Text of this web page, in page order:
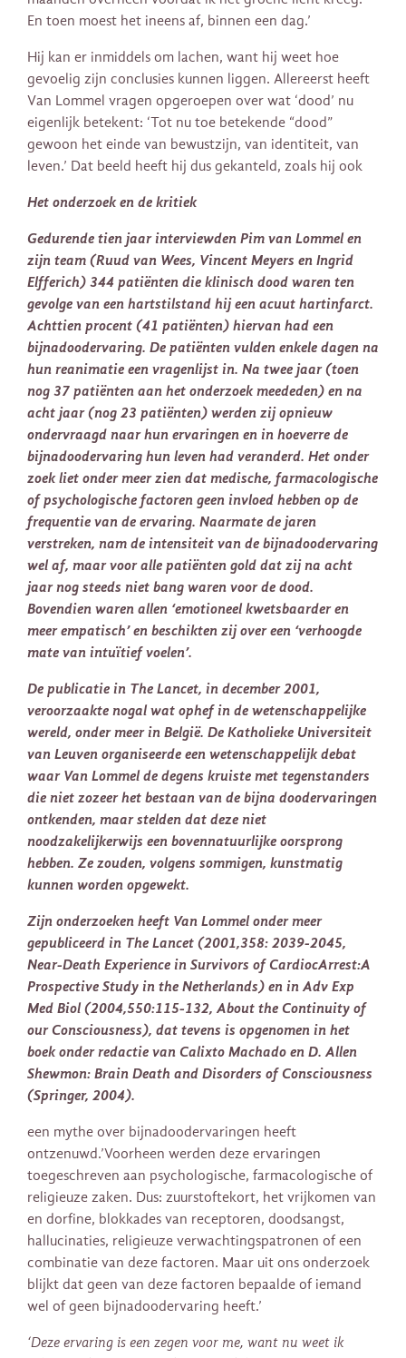
En toen moest het ineens af, binnen een dag.’
Hij kan er inmiddels om lachen, want hij weet hoe
gevoelig zijn conclusies kunnen liggen. Allereerst heeft
Van Lommel vragen opgeroepen over wat ‘dood’ nu
eigenlijk betekent: ‘Tot nu toe betekende “dood”
gewoon het einde van bewustzijn, van identiteit, van
leven.’ Dat beeld heeft hij dus gekanteld, zoals hij ook
Het onderzoek en de kritiek
Gedurende tien jaar interviewden Pim van Lommel en
zijn team (Ruud van Wees, Vincent Meyers en Ingrid
Elfferich) 344 patiënten die klinisch dood waren ten
gevolge van een hartstilstand hij een acuut hartinfarct.
Achttien procent (41 patiënten) hiervan had een
bijnadoodervaring. De patiënten vulden enkele dagen na
hun reanimatie een vragenlijst in. Na twee jaar (toen
nog 37 patiënten aan het onderzoek meededen) en na
acht jaar (nog 23 patiënten) werden zij opnieuw
ondervraagd naar hun ervaringen en in hoeverre de
bijnadoodervaring hun leven had veranderd. Het onder
zoek liet onder meer zien dat medische, farmacologische
of psychologische factoren geen invloed hebben op de
frequentie van de ervaring. Naarmate de jaren
verstreken, nam de intensiteit van de bijnadoodervaring
wel af, maar voor alle patiënten gold dat zij na acht
jaar nog steeds niet bang waren voor de dood.
Bovendien waren allen ‘emotioneel kwetsbaarder en
meer empatisch’ en beschikten zij over een ‘verhoogde
mate van intuïtief voelen’.
De publicatie in The Lancet, in december 2001,
veroorzaakte nogal wat ophef in de wetenschappelijke
wereld, onder meer in België. De Katholieke Universiteit
van Leuven organiseerde een wetenschappelijk debat
waar Van Lommel de degens kruiste met tegenstanders
die niet zozeer het bestaan van de bijna doodervaringen
ontkenden, maar stelden dat deze niet
noodzakelijkerwijs een bovennatuurlijke oorsprong
hebben. Ze zouden, volgens sommigen, kunstmatig
kunnen worden opgewekt.
Zijn onderzoeken heeft Van Lommel onder meer
gepubliceerd in The Lancet (2001,358: 2039-2045,
Near-Death Experience in Survivors of CardiocArrest:A
Prospective Study in the Netherlands) en in Adv Exp
Med Biol (2004,550:115-132, About the Continuity of
our Consciousness), dat tevens is opgenomen in het
boek onder redactie van Calixto Machado en D. Allen
Shewmon: Brain Death and Disorders of Consciousness
(Springer, 2004).
een mythe over bijnadoodervaringen heeft
ontzenuwd.’Voorheen werden deze ervaringen
toegeschreven aan psychologische, farmacologische of
religieuze zaken. Dus: zuurstoftekort, het vrijkomen van
en dorfine, blokkades van receptoren, doodsangst,
hallucinaties, religieuze verwachtingspatronen of een
combinatie van deze factoren. Maar uit ons onderzoek
blijkt dat geen van deze factoren bepaalde of iemand
wel of geen bijnadoodervaring heeft.’
‘Deze ervaring is een zegen voor me, want nu weet ik